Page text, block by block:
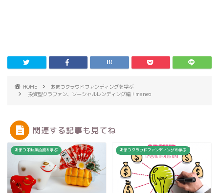
HOME
おまつクラウドファンディングを学ぶ
投資型クラファン、ソーシャルレンディング編！maneo
関連する記事も見てね
おまつ不動産投資を学ぶ おまつクラウドファンディングを学ぶ